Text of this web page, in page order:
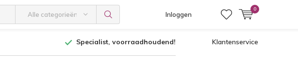
Alle categorieën Inloggen
0
Specialist, voorraadhoudend! Klantenservice